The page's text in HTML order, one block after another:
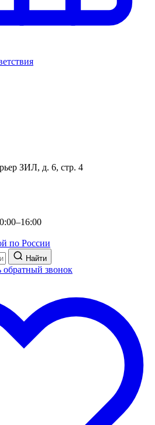
ЗИЛ, д. 6, стр. 4
по России
Найти
обратный звонок